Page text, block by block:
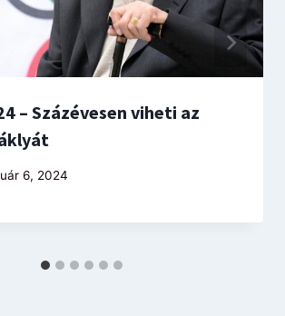
– Százévesen viheti az
6, 2024